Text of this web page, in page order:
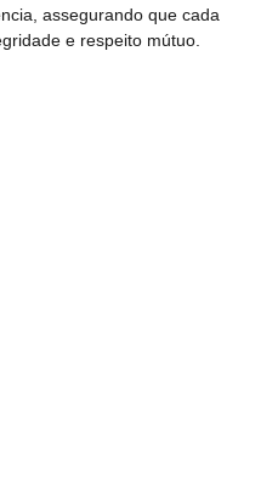
assegurando que cada
e respeito mútuo.